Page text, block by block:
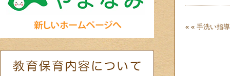
« « 手洗い指導